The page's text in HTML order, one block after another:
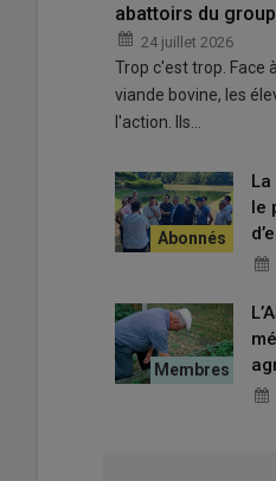
abattoirs du
24 juillet 2026
Trop c'est trop. Face
viande bovine, les
l'action. Ils…
le